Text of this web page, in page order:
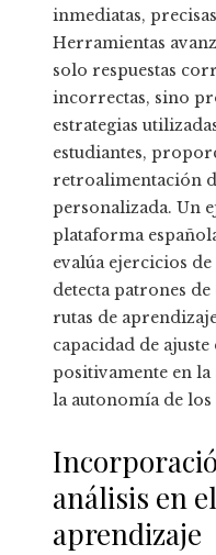
inmediatas,
Herramientas
solo respuestas
incorrectas, sino
estrategias
estudiantes,
retroalimentación
personalizada. Un
plataforma
evalúa ejercicios
detecta patrones
rutas de
capacidad de
positivamente en
la autonomía de los
análisis en el
aprendizaje